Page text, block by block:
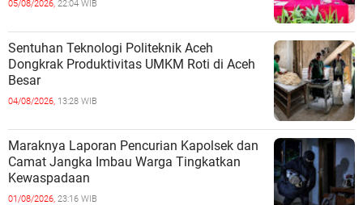
05/08/2026, 22:04 WIB
Sentuhan Teknologi Politeknik Aceh
Dongkrak Produktivitas UMKM Roti di Aceh
Besar
04/08/2026, 13:28 WIB
Maraknya Laporan Pencurian Kapolsek dan
Camat Jangka Imbau Warga Tingkatkan
Kewaspadaan
01/08/2026, 23:16 WIB